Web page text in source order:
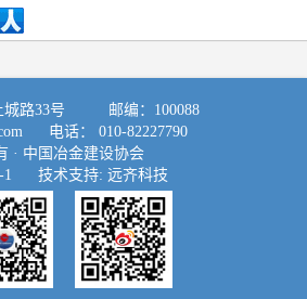
城路33号 邮编：100088
电话： 010-82227790
· 中国冶金建设协会
1 技术支持: 远齐科技